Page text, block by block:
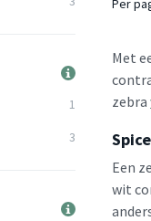
1
3
Per
Met
zebra
Een
wit